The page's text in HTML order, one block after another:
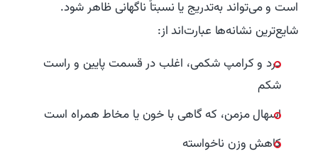
است و می‌تواند به‌تدریج یا نسبتاً ناگهانی ظاهر شود.
شایع‌ترین نشانه‌ها عبارت‌اند از:
درد و کرامپ شکمی، اغلب در قسمت پایین و راست
شکم
اسهال مزمن، که گاهی با خون یا مخاط همراه است
کاهش وزن ناخواسته